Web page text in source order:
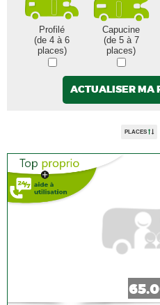
Profilé
(de 4 à 6
places)
Capucine
(de 5 à 7
places)
ACTUALISER MA
PLACES